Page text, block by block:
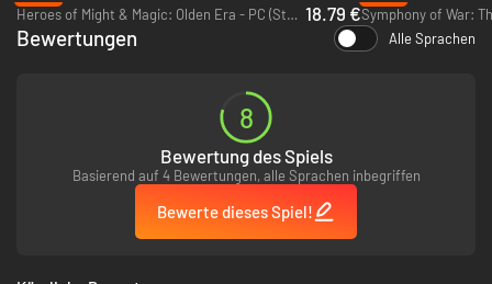
Die Weiten Lande - die Welt, in der Wildermyth spielt - sind eine
vielschichtige Szenerie voller liebevoll handgezeichneter 2D-Figuren
und Landschaften. Gleichzeitig war es uns wichtig, mit Klischees zu
wirst du hier vergeblich suchen - aber hüte dich vor telepathischen
Insektendrachen und mechanischen Untoten.
Einzigartige Helden
Alle deine Helden haben eine einzigartige, prozedural generierte
Hintergrundgeschichte, Persönlichkeit und Optik und können im
Lauf des Spiel Beziehungen zu anderen Charakteren aufbauen. Und
alle diese Elemente können sich innerhalb des Spiels verändern und
Heroes of Might & Magic: Olden Era - PC (Steam) 18.79 €
Bewertungen Alle Sprachen
8
Bewertung des Spiels
Basierend auf 4 Bewertungen, alle Sprachen inbegriffen
Bewerte dieses Spiel!